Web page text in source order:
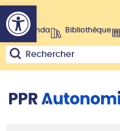
Ouvrir la barre d’outils
Agenda Bibliothèque
Rechercher